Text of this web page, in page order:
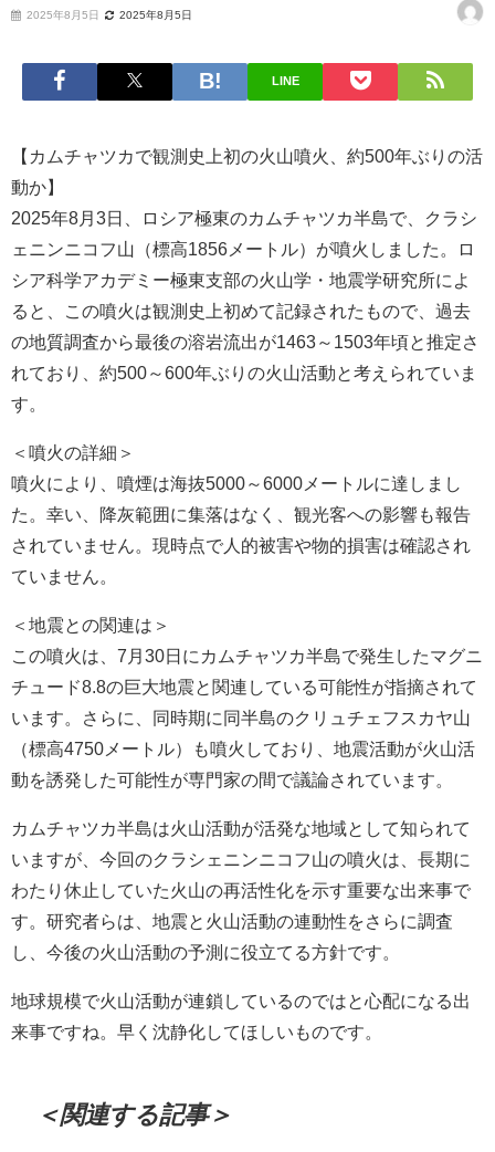
2025年8月5日 2025年8月5日
LINE
【カムチャツカで観測史上初の火山噴火、約500年ぶりの活
動か】
2025年8月3日、ロシア極東のカムチャツカ半島で、クラシ
ェニンニコフ山（標高1856メートル）が噴火しました。ロ
シア科学アカデミー極東支部の火山学・地震学研究所によ
ると、この噴火は観測史上初めて記録されたもので、過去
の地質調査から最後の溶岩流出が1463～1503年頃と推定さ
れており、約500～600年ぶりの火山活動と考えられていま
す。
＜噴火の詳細＞
噴火により、噴煙は海抜5000～6000メートルに達しまし
た。幸い、降灰範囲に集落はなく、観光客への影響も報告
されていません。現時点で人的被害や物的損害は確認され
ていません。
＜地震との関連は＞
この噴火は、7月30日にカムチャツカ半島で発生したマグニ
チュード8.8の巨大地震と関連している可能性が指摘されて
います。さらに、同時期に同半島のクリュチェフスカヤ山
（標高4750メートル）も噴火しており、地震活動が火山活
動を誘発した可能性が専門家の間で議論されています。
カムチャツカ半島は火山活動が活発な地域として知られて
いますが、今回のクラシェニンニコフ山の噴火は、長期に
わたり休止していた火山の再活性化を示す重要な出来事で
す。研究者らは、地震と火山活動の連動性をさらに調査
し、今後の火山活動の予測に役立てる方針です。
地球規模で火山活動が連鎖しているのではと心配になる出
来事ですね。早く沈静化してほしいものです。
＜関連する記事＞